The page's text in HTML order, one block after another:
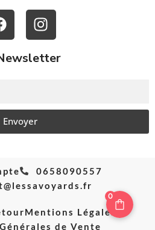
Envoyer
0658090557
Mentions Légales
de Vente
0